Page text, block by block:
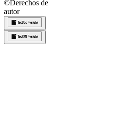
©Derechos de
autor